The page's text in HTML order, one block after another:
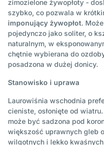
zimozielone żywopłoty -
szybko, co pozwala w
imponujący żywopłot.
pojedynczo jako soliter, o
naturalnym, w
chętnie wybierana do
posadzona w dużej donicy.
Stanowisko i uprawa
Laurowiśnia wschodnia
cieniste, osłonięte od
może być sadzona pod
większość uprawnych gleb
wilgotnych i lekko